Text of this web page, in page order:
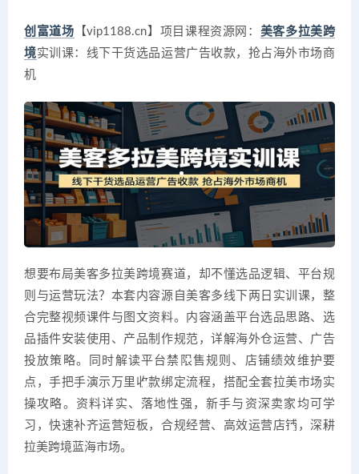
创富道场 【vip1188.cn】项目课程资源网： 美客多拉美跨
境实训课：线下干货选品运营广告收款，抢占海外市场商
机
想要布局美客多拉美跨境赛道，却不懂选品逻辑、平台规
则与运营玩法？本套内容源自美客多线下两日实训课，整
合完整视频课件与图文资料。内容涵盖平台选品思路、选
品插件安装使用、产品制作规范，详解海外仓运营、广告
投放策略。同时解读平台禁限售规则、店铺绩效维护要
点，手把手演示万里收款绑定流程，搭配全套拉美市场实
操攻略。资料详实、落地性强，新手与资深卖家均可学
习，快速补齐运营短板，合规经营、高效运营店铺，深耕
拉美跨境蓝海市场。